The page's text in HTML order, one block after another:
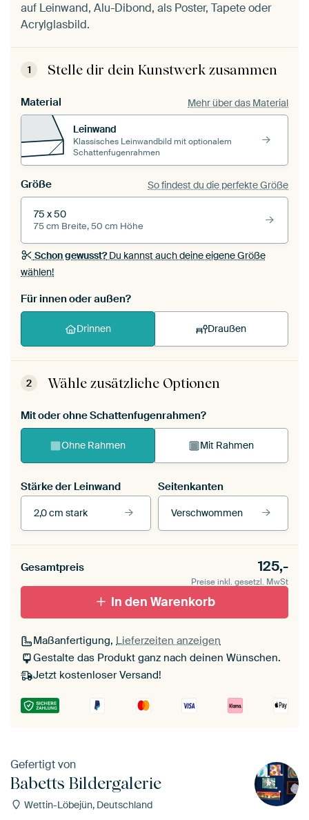
auf Leinwand, Alu-Dibond, als Poster, Tapete oder
Acrylglasbild.
1 Stelle dir dein Kunstwerk zusammen
Material Mehr über das Material
Leinwand
Klassisches Leinwandbild mit optionalem
Schattenfugenrahmen
Größe So findest du die perfekte Größe
75 x 50
75 cm Breite, 50 cm Höhe
Schon gewusst?Du kannst auch deine eigene Größe
wählen!
Für innen oder außen?
Drinnen Draußen
2 Wähle zusätzliche Optionen
Mit oder ohne Schattenfugenrahmen?
Ohne Rahmen Mit Rahmen
Stärke der Leinwand
2,0 cm stark
Seitenkanten
Verschwommen
Mit Schattenfugenrahmen,
schwarz
Mit Schattenfugenrahmen,
weiß
Leinwand für
Seitenkanten
Gesamtpreis 125,-
Preise inkl. gesetzl. MwSt
In den Warenkorb
Maßanfertigung, Lieferzeiten anzeigen
Gestalte das Produkt ganz nach deinen Wünschen.
Jetzt kostenloser Versand!
Gefertigt von
Babetts Bildergalerie
Wettin-Löbejün, Deutschland